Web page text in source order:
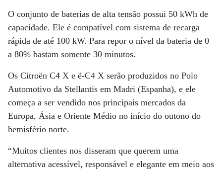
O conjunto de baterias de alta tensão possui 50 kWh de
capacidade. Ele é compatível com sistema de recarga
rápida de até 100 kW. Para repor o nível da bateria de 0
a 80% bastam somente 30 minutos.
Os Citroën C4 X e ë-C4 X serão produzidos no Polo
Automotivo da Stellantis em Madri (Espanha), e ele
começa a ser vendido nos principais mercados da
Europa, Ásia e Oriente Médio no início do outono do
hemisfério norte.
“Muitos clientes nos disseram que querem uma
alternativa acessível, responsável e elegante em meio aos